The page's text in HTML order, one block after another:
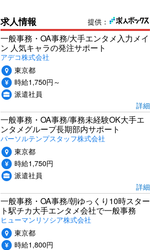
提供：
求人情報
一般事務・OA事務/大手エンタメ入力メイ
ン 人気キャラの発注サポート
アデコ株式会社
東京都
時給1,750円～
派遣社員
詳細
一般事務・OA事務/事務未経験OK大手エ
ンタメグループ長期部内サポート
パーソルテンプスタッフ株式会社
東京都
時給1,750円
派遣社員
詳細
一般事務・OA事務/朝ゆっくり10時スター
ト駅チカ大手エンタメ会社で一般事務
ヒューマンリソシア株式会社
東京都
時給1,800円